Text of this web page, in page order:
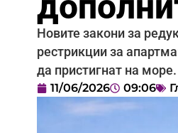
Новите закони за
рестрикции за
да пристигнат на море.
11/06/2026 09:06